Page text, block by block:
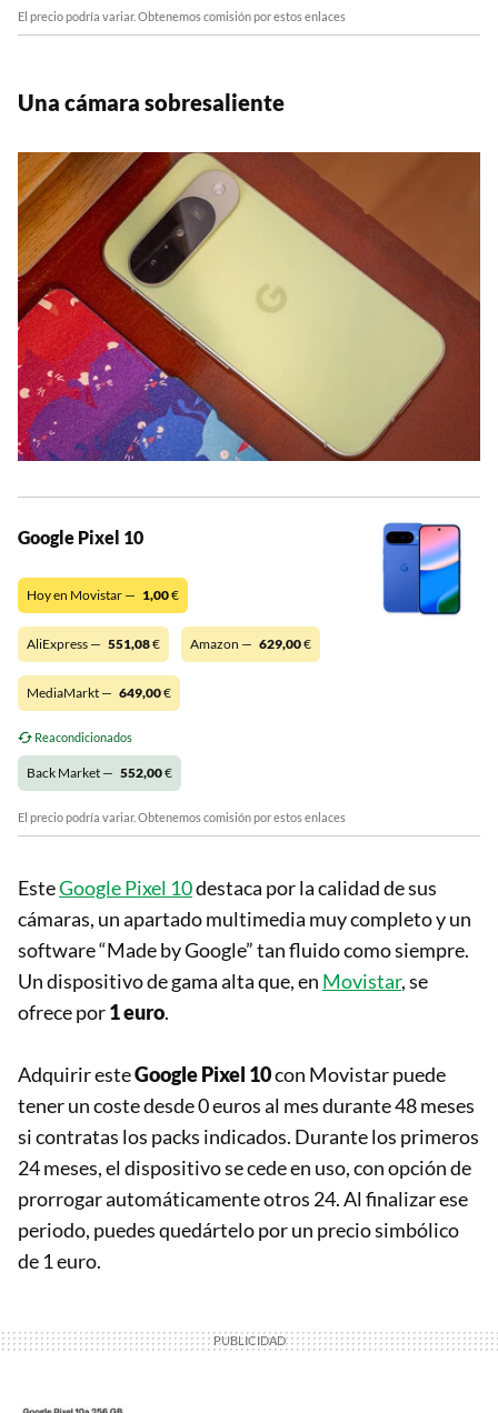
El precio podría variar. Obtenemos comisión por estos enlaces
Una cámara sobresaliente
Google Pixel 10
Hoy en Movistar — 1,00€
AliExpress — 551,08€ Amazon — 629,00€
MediaMarkt — 649,00€
Reacondicionados
Back Market — 552,00€
El precio podría variar. Obtenemos comisión por estos enlaces
EsteGoogle Pixel 10destaca por la calidad de sus
cámaras, un apartado multimedia muy completo y un
software “Made by Google” tan fluido como siempre.
Un dispositivo de gama alta que, en Movistar, se
ofrece por1 euro.
Adquirir esteGoogle Pixel 10con Movistar puede
tener un coste desde 0 euros al mes durante 48 meses
si contratas los packs indicados. Durante los primeros
24 meses, el dispositivo se cede en uso, con opción de
prorrogar automáticamente otros 24. Al finalizar ese
periodo, puedes quedártelo por un precio simbólico
de 1 euro.